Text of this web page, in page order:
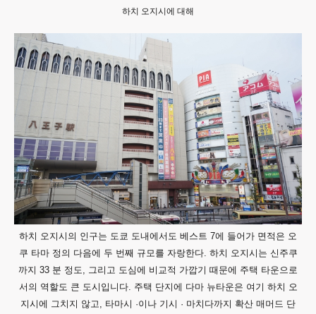
하치 오지시에 대해
하치 오지시의 인구는 도쿄 도내에서도 베스트 7에 들어가 면적은 오
쿠 타마 정의 다음에 두 번째 규모를 자랑한다. 하치 오지시는 신주쿠
까지 33 분 정도, 그리고 도심에 비교적 가깝기 때문에 주택 타운으로
서의 역할도 큰 도시입니다. 주택 단지에 다마 뉴타운은 여기 하치 오
지시에 그치지 않고, 타마시 ·이나 기시 · 마치다까지 확산 매머드 단